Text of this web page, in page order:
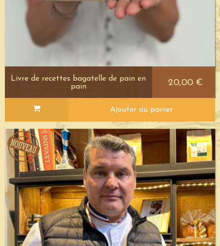
Voir le détail
Livre de recettes bagatelle de pain en
pain
20,00 €
Ajouter au panier